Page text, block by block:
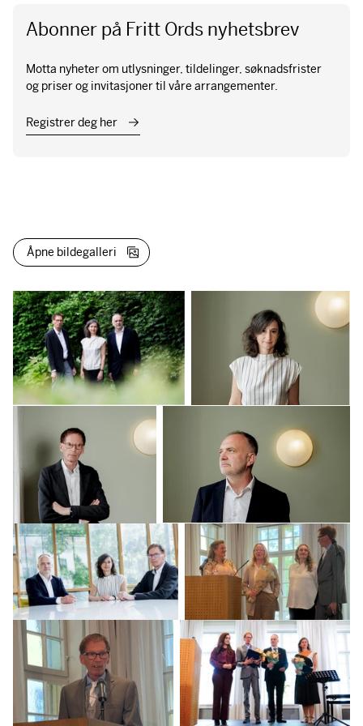
Abonner på Fritt Ords nyhetsbrev
Motta nyheter om utlysninger, tildelinger, søknadsfrister
og priser og invitasjoner til våre arrangementer.
Registrer deg her
Åpne bildegalleri